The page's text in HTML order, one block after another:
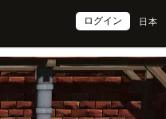
日本
ログイン